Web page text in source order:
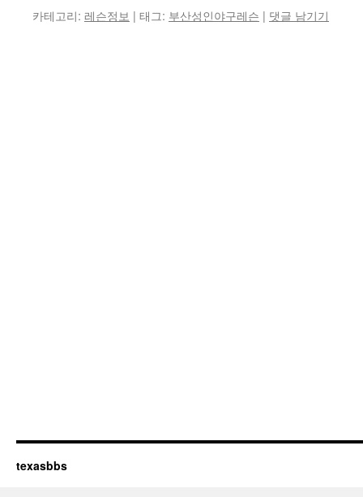
카테고리: 레슨정보 | 태그: 부산성인야구레슨 | 댓글 남기기
texasbbs